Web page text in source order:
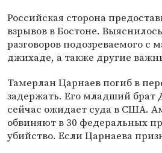
Российская сторона
взрывов в Бостоне.
разговоров подозреваемого с
джихаде, а также другие
Тамерлан Царнаев погиб в
задержать. Его младший
сейчас ожидает суда в США.
обвиняют в 30 федеральных
убийство. Если Царнаева